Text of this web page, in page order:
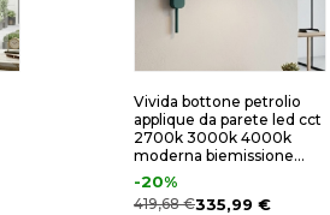
Vivida bottone petrolio
applique da parete led cct
2700k 3000k 4000k
moderna biemissione
dimmerabile con
telecomando
-20%
419,68 €335,99 €